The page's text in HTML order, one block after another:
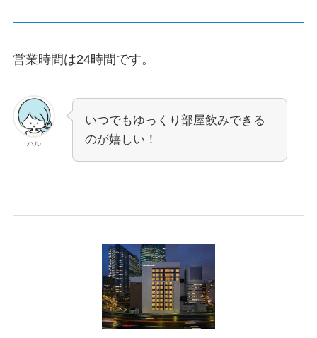
営業時間は24時間です。
ハル
いつでもゆっくり部屋飲みできる
のが嬉しい！